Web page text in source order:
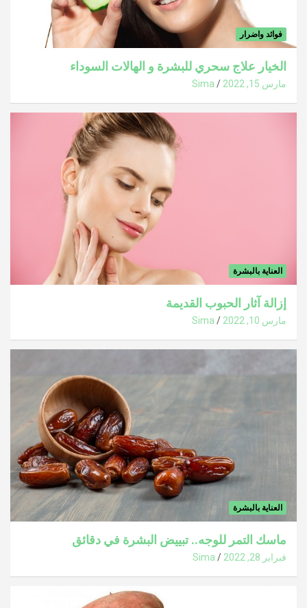
فوائد واضرار
الخيار علاج سحري للبشرة و الهالات السوداء
مارس 15, 2022 Sima
العناية بالبشرة
إزالة آثار الحبوب القديمة
مارس 10, 2022 Sima
العناية بالبشرة
ماسك التمر للوجه.. تبييض البشرة في دقائق
فبراير 28, 2022 Sima